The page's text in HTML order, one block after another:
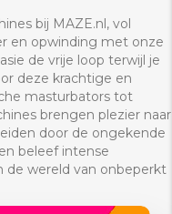
bij MAZE.nl, vol
en opwinding met onze
de vrije loop terwijl je
deze krachtige en
masturbators tot
brengen plezier naar
door de ongekende
beleef intense
de wereld van onbeperkt